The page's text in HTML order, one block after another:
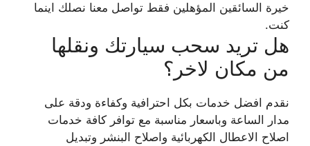
خيرة السائقين المؤهلين فقط تواصل معنا نصلك اينما
كنت.
هل تريد سحب سيارتك ونقلها
من مكان لاخر؟
نقدم افضل خدمات بكل احترافية وكفاءة ودقة على
مدار الساعة وباسعار مناسبة مع توافر كافة خدمات
اصلاح الاعطال الكهربائية واصلاح البنشر وتبديل